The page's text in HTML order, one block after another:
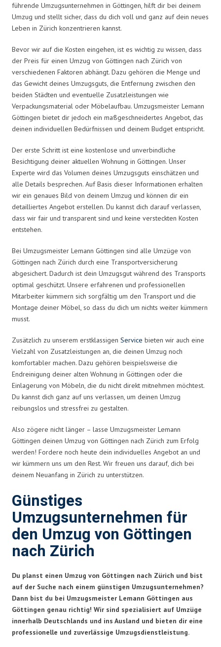
führende Umzugsunternehmen in Göttingen, hilft dir bei deinem
Umzug und stellt sicher, dass du dich voll und ganz auf dein neues
Leben in Zürich konzentrieren kannst.
Bevor wir auf die Kosten eingehen, ist es wichtig zu wissen, dass
der Preis für einen Umzug von Göttingen nach Zürich von
verschiedenen Faktoren abhängt. Dazu gehören die Menge und
das Gewicht deines Umzugsguts, die Entfernung zwischen den
beiden Städten und eventuelle Zusatzleistungen wie
Verpackungsmaterial oder Möbelaufbau. Umzugsmeister Lemann
Göttingen bietet dir jedoch ein maßgeschneidertes Angebot, das
deinen individuellen Bedürfnissen und deinem Budget entspricht.
Der erste Schritt ist eine kostenlose und unverbindliche
Besichtigung deiner aktuellen Wohnung in Göttingen. Unser
Experte wird das Volumen deines Umzugsguts einschätzen und
alle Details besprechen. Auf Basis dieser Informationen erhalten
wir ein genaues Bild von deinem Umzug und können dir ein
detailliertes Angebot erstellen. Du kannst dich darauf verlassen,
dass wir fair und transparent sind und keine versteckten Kosten
entstehen.
Bei Umzugsmeister Lemann Göttingen sind alle Umzüge von
Göttingen nach Zürich durch eine Transportversicherung
abgesichert. Dadurch ist dein Umzugsgut während des Transports
optimal geschützt. Unsere erfahrenen und professionellen
Mitarbeiter kümmern sich sorgfältig um den Transport und die
Montage deiner Möbel, so dass du dich um nichts weiter kümmern
musst.
Zusätzlich zu unserem erstklassigen Service bieten wir auch eine
Vielzahl von Zusatzleistungen an, die deinen Umzug noch
komfortabler machen. Dazu gehören beispielsweise die
Endreinigung deiner alten Wohnung in Göttingen oder die
Einlagerung von Möbeln, die du nicht direkt mitnehmen möchtest.
Du kannst dich ganz auf uns verlassen, um deinen Umzug
reibungslos und stressfrei zu gestalten.
Also zögere nicht länger – lasse Umzugsmeister Lemann
Göttingen deinen Umzug von Göttingen nach Zürich zum Erfolg
werden! Fordere noch heute dein individuelles Angebot an und
wir kümmern uns um den Rest. Wir freuen uns darauf, dich bei
deinem Neuanfang in Zürich zu unterstützen.
Günstiges
Umzugsunternehmen für
den Umzug von Göttingen
nach Zürich
Du planst einen Umzug von Göttingen nach Zürich und bist
auf der Suche nach einem günstigen Umzugsunternehmen?
Dann bist du bei Umzugsmeister Lemann Göttingen aus
Göttingen genau richtig! Wir sind spezialisiert auf Umzüge
innerhalb Deutschlands und ins Ausland und bieten dir eine
professionelle und zuverlässige Umzugsdienstleistung.